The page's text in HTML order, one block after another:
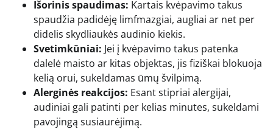
Išorinis spaudimas: Kartais kvėpavimo takus
spaudžia padidėję limfmazgiai, augliai ar net per
didelis skydliaukės audinio kiekis.
Svetimkūniai: Jei į kvėpavimo takus patenka
dalelė maisto ar kitas objektas, jis fiziškai blokuoja
kelią orui, sukeldamas ūmų švilpimą.
Alerginės reakcijos: Esant stipriai alergijai,
audiniai gali patinti per kelias minutes, sukeldami
pavojingą susiaurėjimą.